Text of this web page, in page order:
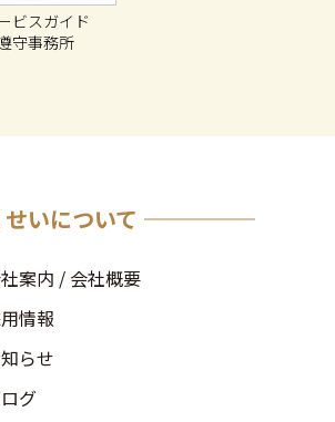
ビスガイド
守事務所
いについて
案内 / 会社概要
情報
らせ
グ